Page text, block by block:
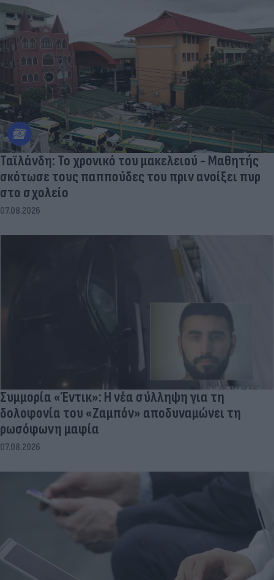
Ταϊλάνδη: Το χρονικό του μακελειού - Μαθητής
σκότωσε τους παππούδες του πριν ανοίξει πυρ
στο σχολείο
07.08.2026
Συμμορία «Έντικ»: Η νέα σύλληψη για τη
δολοφονία του «Ζαμπόν» αποδυναμώνει τη
ρωσόφωνη μαφία
07.08.2026